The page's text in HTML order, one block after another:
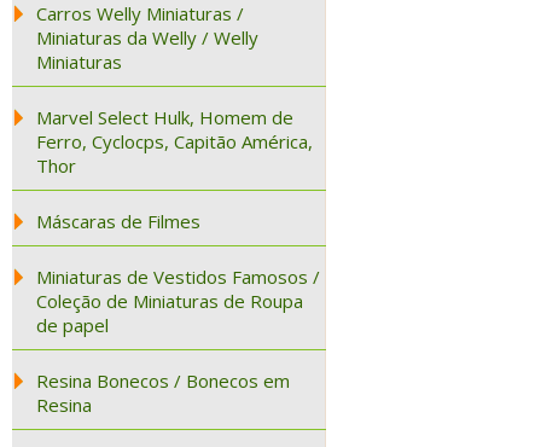
Carros Welly Miniaturas /
Miniaturas da Welly / Welly
Miniaturas
Marvel Select Hulk, Homem de
Ferro, Cyclocps, Capitão América,
Thor
Máscaras de Filmes
Miniaturas de Vestidos Famosos /
Coleção de Miniaturas de Roupa
de papel
Resina Bonecos / Bonecos em
Resina